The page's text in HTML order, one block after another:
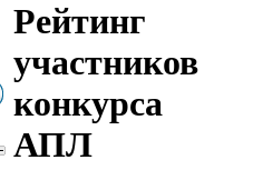
Рейтинг
участников
конкурса
АПЛ